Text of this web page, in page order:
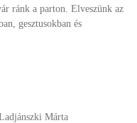
ránk a parton. Elveszünk az
gesztusokban és
Márta